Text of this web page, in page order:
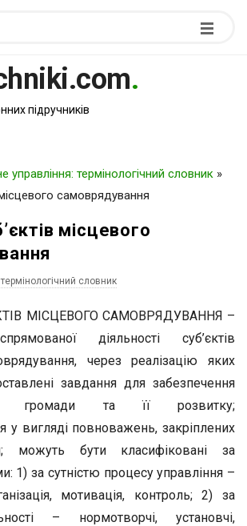
.
підручників
управління: термінологічний словник »
місцевого самоврядування
місцевого
словник
МІСЦЕВОГО САМОВРЯДУВАННЯ –
діяльності суб’єктів
через реалізацію яких
завдання для забезпечення
громади та її розвитку;
у вигляді повноважень, закріплених
можуть бути класифіковані за
1) за сутністю процесу управління –
мотивація, контроль; 2) за
– нормотворчі, установчі,